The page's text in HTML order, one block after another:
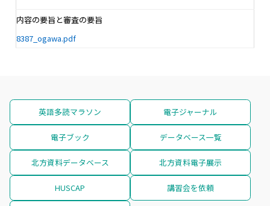
内容の要旨と審査の要旨
8387_ogawa.pdf
英語多読マラソン 電子ジャーナル
電子ブック データベース一覧
北方資料データベース 北方資料電子展示
HUSCAP 講習会を依頼